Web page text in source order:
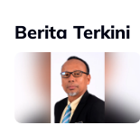
Berita Terkini